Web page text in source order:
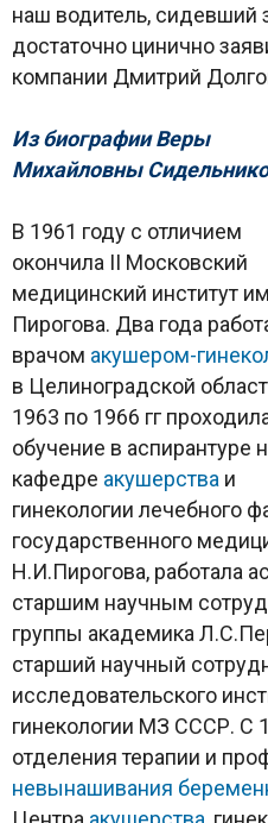
наш водитель, сидевший
достаточно цинично
компании Дмитрий
Из биографии Веры
Михайловны
В 1961 году с отличием
окончила II Московский
медицинский институт
Пирогова. Два года
врачом акушером-
в Целиноградской
1963 по 1966 гг
обучение в аспирантуре
кафедре акушерства и
гинекологии лечебного
государственного
Н.И.Пирогова, работала
старшим научным
группы академика
старший научный
исследовательского
гинекологии МЗ СССР. С
отделения терапии и
невынашивания